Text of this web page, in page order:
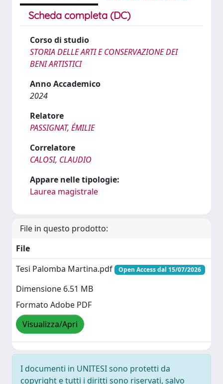
Scheda completa (DC)
Corso di studio
STORIA DELLE ARTI E CONSERVAZIONE DEI
BENI ARTISTICI
Anno Accademico
2024
Relatore
PASSIGNAT, ÉMILIE
Correlatore
CALOSI, CLAUDIO
Appare nelle tipologie:
Laurea magistrale
File in questo prodotto:
File
Tesi Palomba Martina.pdf
Open Access dal 15/07/2026
Dimensione 6.51 MB
Formato Adobe PDF
Visualizza/Apri
I documenti in UNITESI sono protetti da
copyright e tutti i diritti sono riservati, salvo